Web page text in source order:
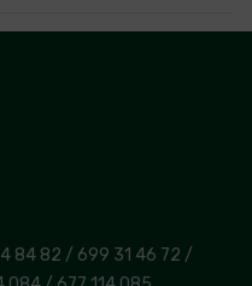
84 82 / 699 31 46 72 /